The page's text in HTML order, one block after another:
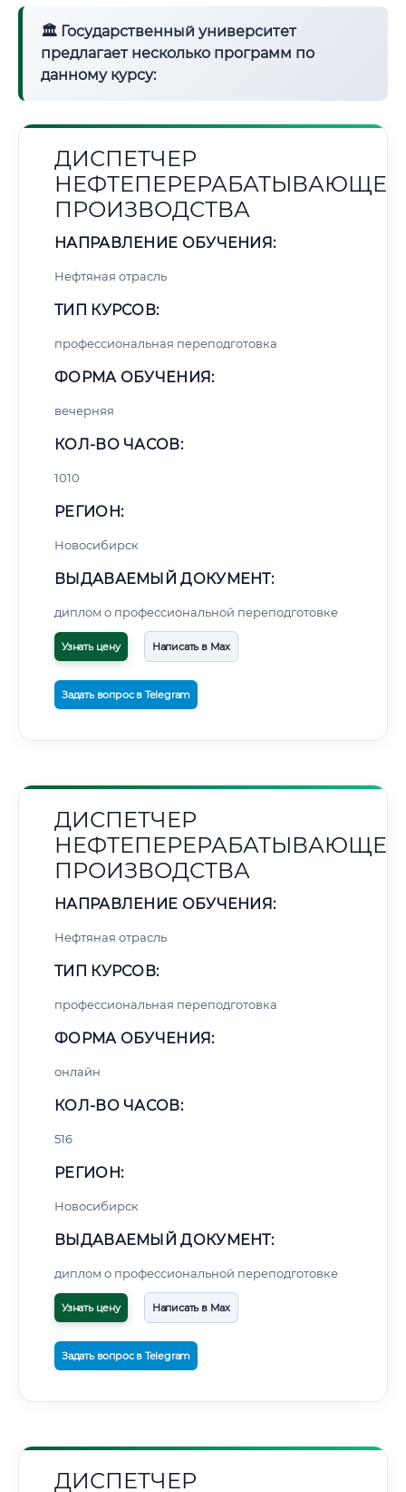
🏛 Государственный университет
предлагает несколько программ по
данному курсу:
ДИСПЕТЧЕР
ПРОИЗВОДСТВА
НАПРАВЛЕНИЕ ОБУЧЕНИЯ:
Нефтяная отрасль
ТИП КУРСОВ:
профессиональная переподготовка
ФОРМА ОБУЧЕНИЯ:
вечерняя
КОЛ-ВО ЧАСОВ:
1010
РЕГИОН:
Новосибирск
ВЫДАВАЕМЫЙ ДОКУМЕНТ:
диплом о профессиональной переподготовке
Узнать цену Написать в Max
Задать вопрос в Telegram
ДИСПЕТЧЕР
ПРОИЗВОДСТВА
НАПРАВЛЕНИЕ ОБУЧЕНИЯ:
Нефтяная отрасль
ТИП КУРСОВ:
профессиональная переподготовка
ФОРМА ОБУЧЕНИЯ:
онлайн
КОЛ-ВО ЧАСОВ:
516
РЕГИОН:
Новосибирск
ВЫДАВАЕМЫЙ ДОКУМЕНТ:
диплом о профессиональной переподготовке
Узнать цену Написать в Max
Задать вопрос в Telegram
ДИСПЕТЧЕР